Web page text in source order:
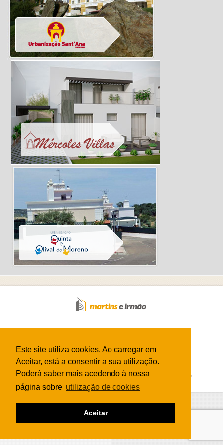
Este site utiliza cookies. Ao carregar em
Aceitar, está a consentir a sua utilização.
Poderá saber mais acedendo à nossa
página sobre utilização de cookies
Aceitar
2026 Martins e Irmão, Lda - Todos os direitos reservados.
Visitantes
Newsletter
Confirmo que quero receber a
Temos livro de reclamações eletrónico
livroreclamacoes.pt